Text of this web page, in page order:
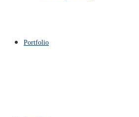
Portfolio